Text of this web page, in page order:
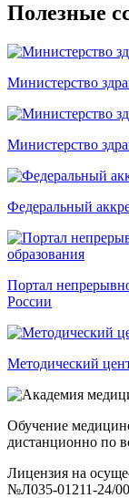
Полезные
Министерство
Министерство
Федеральный
Портал
России
Методический
Обучение
дистанционно по
Лицензия на
№Л035-01211-24/